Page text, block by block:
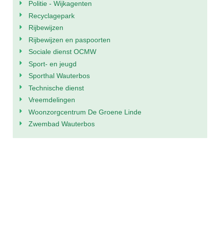
Politie - Wijkagenten
Recyclagepark
Rijbewijzen
Rijbewijzen en paspoorten
Sociale dienst OCMW
Sport- en jeugd
Sporthal Wauterbos
Technische dienst
Vreemdelingen
Woonzorgcentrum De Groene Linde
Zwembad Wauterbos